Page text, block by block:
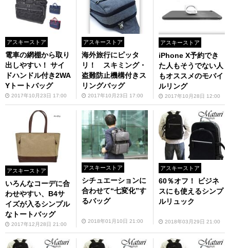
アスキーストア
電車の網棚から取り
出しやすい！ サイ
ドハンドル付き2WA
Yトートバッグ
2017年10月23日 17:00
アスキーストア
海外旅行にピッタ
リ！ スキミング・
盗難防止機構付きス
リングバッグ
2017年10月23日 17:00
アスキーストア
iPhone X予約でき
た人もそうでない人
もオススメのモバイ
ルリング
2017年10月28日 12:00
アスキーストア
いろんなコーデに合
わせやすい、B4サ
イズが入るシンプル
なトートバッグ
2017年12月28日 21:00
アスキーストア
シチュエーションに
合わせて“七変化”す
るバッグ
2018年01月10日 21:00
アスキーストア
60％オフ！ ビジネ
スにも使えるシンプ
ルリュック
2018年03月29日 21:00